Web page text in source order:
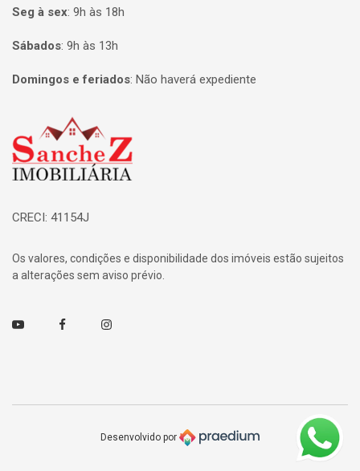
Seg à sex: 9h às 18h
Sábados: 9h às 13h
Domingos e feriados: Não haverá expediente
Página inicial
CRECI: 41154J
Os valores, condições e disponibilidade dos imóveis estão sujeitos
a alterações sem aviso prévio.
Youtube FacebookInstagram
Desenvolvido por